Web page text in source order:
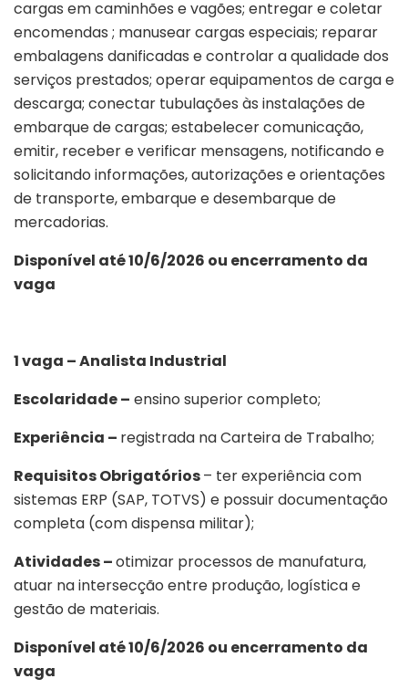
cargas em caminhões e vagões; entregar e coletar
encomendas ; manusear cargas especiais; reparar
embalagens danificadas e controlar a qualidade dos
serviços prestados; operar equipamentos de carga e
descarga; conectar tubulações às instalações de
embarque de cargas; estabelecer comunicação,
emitir, receber e verificar mensagens, notificando e
solicitando informações, autorizações e orientações
de transporte, embarque e desembarque de
mercadorias.
Disponível até 10/6/2026 ou encerramento da
vaga
1 vaga – Analista Industrial
Escolaridade – ensino superior completo;
Experiência – registrada na Carteira de Trabalho;
Requisitos Obrigatórios– ter experiência com
sistemas ERP (SAP, TOTVS) e possuir documentação
completa (com dispensa militar);
Atividades –otimizar processos de manufatura,
atuar na intersecção entre produção, logística e
gestão de materiais.
Disponível até 10/6/2026 ou encerramento da
vaga